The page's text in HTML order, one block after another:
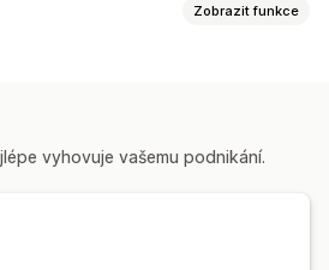
Zobrazit funkce
vyhovuje vašemu podnikání.